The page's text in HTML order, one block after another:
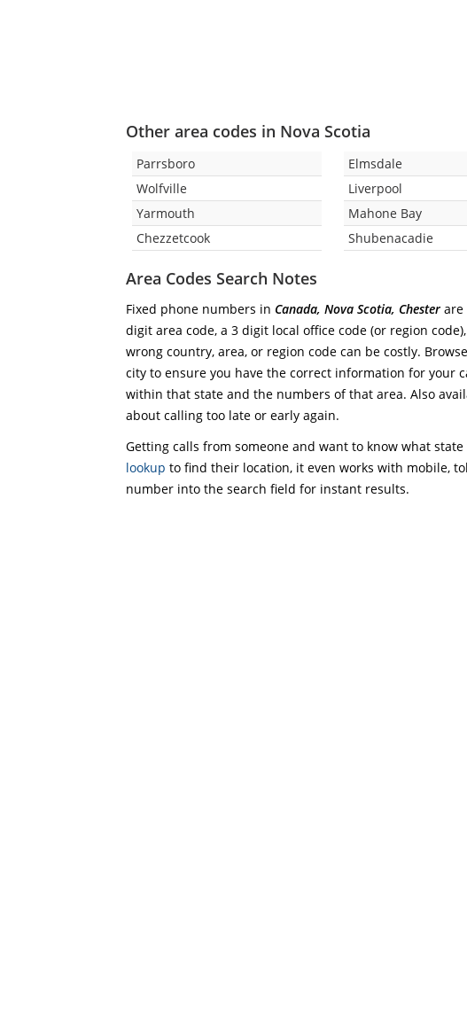
Other area codes in Nova Scotia
Parrsboro
Wolfville
Yarmouth
Chezzetcook
Elmsdale
Liverpool
Mahone Bay
Shubenacadie
Area Codes Search Notes
Fixed phone numbers in Canada, Nova Scotia, Chester are
digit area code, a 3 digit local office code (or region
wrong country, area, or region code can be costly.
city to ensure you have the correct information for your
within that state and the numbers of that area. Also
about calling too late or early again.
Getting calls from someone and want to know what
lookup to find their location, it even works with mobile,
number into the search field for instant results.